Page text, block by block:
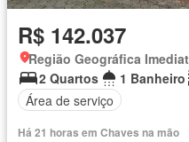
R$ 142.037
2 Quartos
1 Banheiro
Área de serviço
Há 21 horas em Chaves na mão